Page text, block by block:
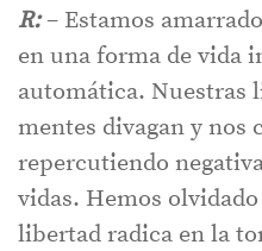
R:– Estamos
en una forma de vida
automática. Nuestras
mentes divagan y nos
repercutiendo
vidas. Hemos
libertad radica en la